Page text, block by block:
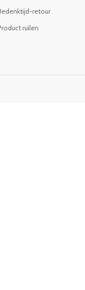
retour
ruilen